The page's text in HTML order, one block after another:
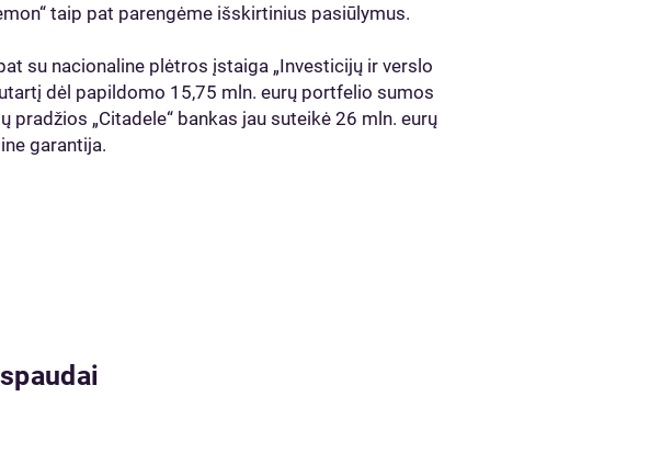
taip pat parengėme išskirtinius pasiūlymus.
su nacionaline plėtros įstaiga „Investicijų ir verslo
dėl papildomo 15,75 mln. eurų portfelio sumos
„Citadele“ bankas jau suteikė 26 mln. eurų
garantija.